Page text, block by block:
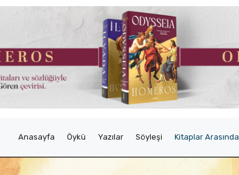
Anasayfa Öykü Yazılar Söyleşi Kitaplar Arasında